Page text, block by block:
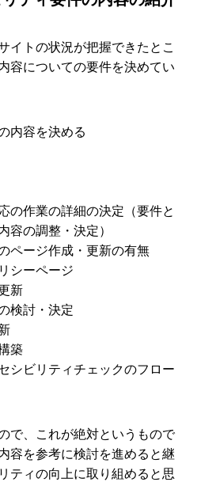
イトの状況が把握できたとこ
容についての要件を決めてい
内容を決める
の作業の詳細の決定（要件と
容の調整・決定）
ページ作成・更新の有無
シーページ
新
検討・決定
築
シビリティチェックのフロー
で、これが絶対というもので
容を参考に検討を進めると継
ティの向上に取り組めると思